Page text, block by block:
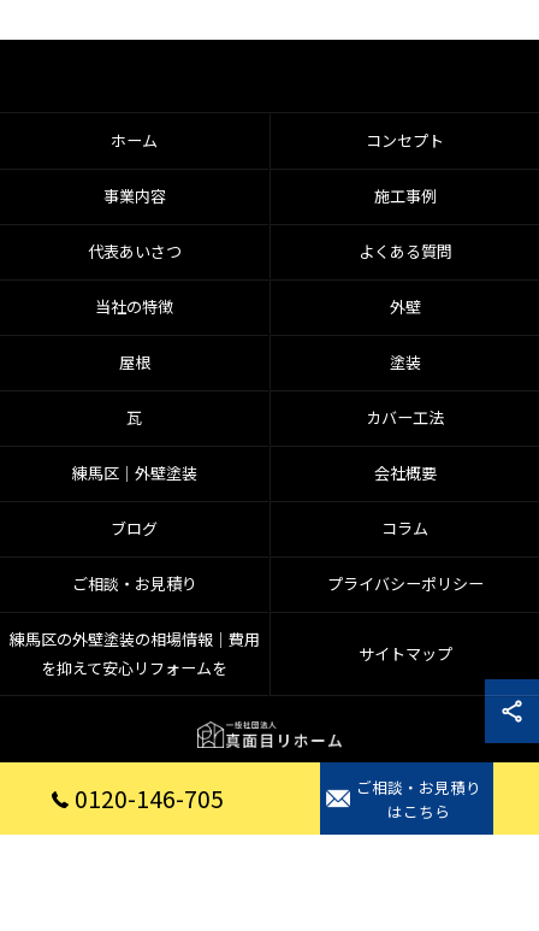
0120-146-705
ご相談・お見積り
はこちら
ホーム コンセプト
事業内容 施工事例
代表あいさつ よくある質問
当社の特徴 外壁
屋根 塗装
瓦 カバー工法
練馬区│外壁塗装 会社概要
ブログ コラム
ご相談・お見積り プライバシーポリシー
練馬区の外壁塗装の相場情報｜費用
を抑えて安心リフォームを
サイトマップ
© 2026 埼玉県入間郡のリフォームなら一般社団法人真面目リホーム ALL RIGHTS